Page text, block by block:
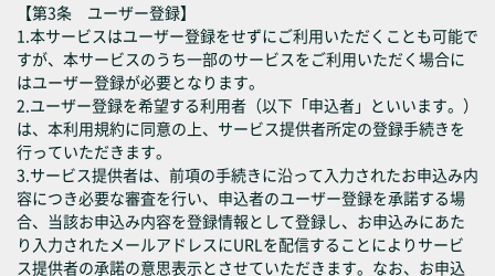
【第3条 ユーザー登録】
1.本サービスはユーザー登録をせずにご利用いただくことも可能で
すが、本サービスのうち一部のサービスをご利用いただく場合に
はユーザー登録が必要となります。
2.ユーザー登録を希望する利用者（以下「申込者」といいます。）
は、本利用規約に同意の上、サービス提供者所定の登録手続きを
行っていただきます。
3.サービス提供者は、前項の手続きに沿って入力されたお申込み内
容につき必要な審査を行い、申込者のユーザー登録を承諾する場
合、当該お申込み内容を登録情報として登録し、お申込みにあた
り入力されたメールアドレスにURLを配信することによりサービ
ス提供者の承諾の意思表示とさせていただきます。なお、お申込